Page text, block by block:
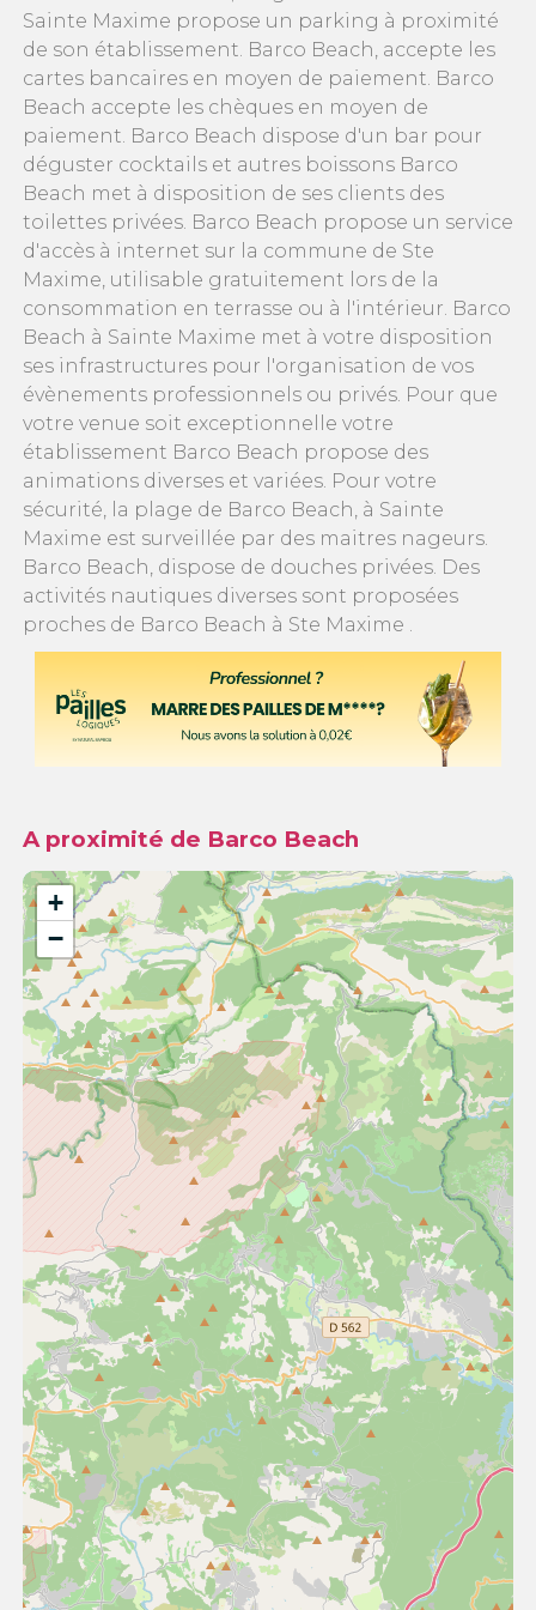
Sainte Maxime propose un parking à proximité
de son établissement. Barco Beach, accepte les
cartes bancaires en moyen de paiement. Barco
Beach accepte les chèques en moyen de
paiement. Barco Beach dispose d'un bar pour
déguster cocktails et autres boissons Barco
Beach met à disposition de ses clients des
toilettes privées. Barco Beach propose un service
d'accès à internet sur la commune de Ste
Maxime, utilisable gratuitement lors de la
consommation en terrasse ou à l'intérieur. Barco
Beach à Sainte Maxime met à votre disposition
ses infrastructures pour l'organisation de vos
évènements professionnels ou privés. Pour que
votre venue soit exceptionnelle votre
établissement Barco Beach propose des
animations diverses et variées. Pour votre
sécurité, la plage de Barco Beach, à Sainte
Maxime est surveillée par des maitres nageurs.
Barco Beach, dispose de douches privées. Des
activités nautiques diverses sont proposées
proches de Barco Beach à Ste Maxime .
A proximité de Barco Beach
+
−